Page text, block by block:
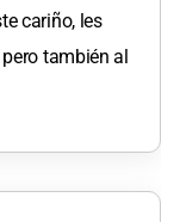
cariño, les
también al